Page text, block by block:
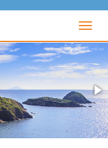
DEU
NED
FRA
PYC